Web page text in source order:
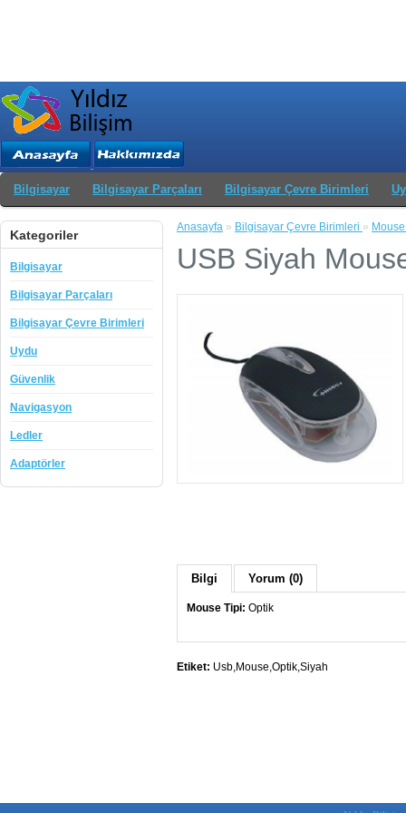
Bilgisayar Bilgisayar Parçaları Bilgisayar Çevre Birimleri
Kategoriler
Bilgisayar
Bilgisayar Parçaları
Bilgisayar Çevre Birimleri
Uydu
Güvenlik
Navigasyon
Ledler
Adaptörler
Anasayfa » Bilgisayar Çevre Birimleri »
USB Siyah
Bilgi Yorum (0)
Mouse Tipi: Optik
Etiket: Usb,Mouse,Optik,Siyah